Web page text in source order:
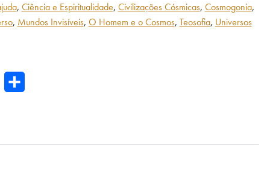
, Ciência e Espiritualidade, Civilizações Cósmicas, Cosmogonia,
, Mundos Invisíveis, O Homem e o Cosmos, Teosofia, Universos
Email